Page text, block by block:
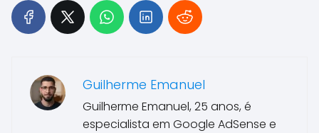
Guilherme Emanuel
Guilherme Emanuel, 25 anos, é
especialista em Google AdSense e